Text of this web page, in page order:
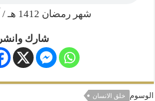
شهر رمضان 1412 هـ / آذار 1992م
شارك وانشر
الوسوم خلق الانسان